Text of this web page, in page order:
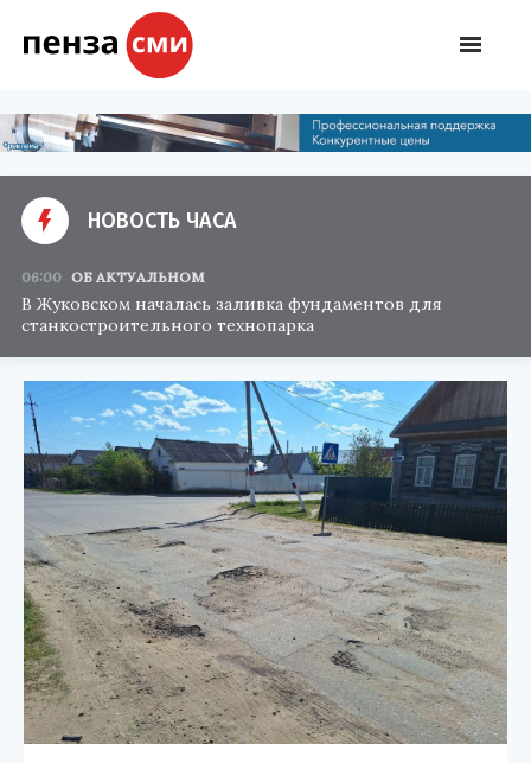
НОВОСТЬ ЧАСА
06:00 ОБ АКТУАЛЬНОМ
В Жуковском началась заливка фундаментов для
станкостроительного технопарка